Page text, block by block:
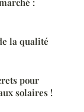
la qualité
pour
solaires !